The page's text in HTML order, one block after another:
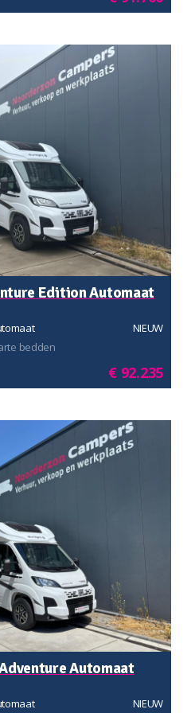
Edition Automaat
NIEUW
bedden
€ 92.235
Automaat
NIEUW